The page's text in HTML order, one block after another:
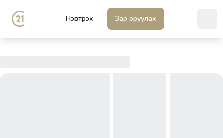
Нэвтрэх Зар оруулах